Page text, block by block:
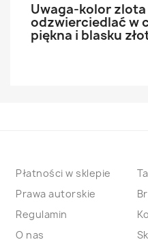
Uwaga-kolor
odzwierciedlać w
piękna i blasku
Płatności w sklepie
Prawa autorskie
Regulamin
O nas